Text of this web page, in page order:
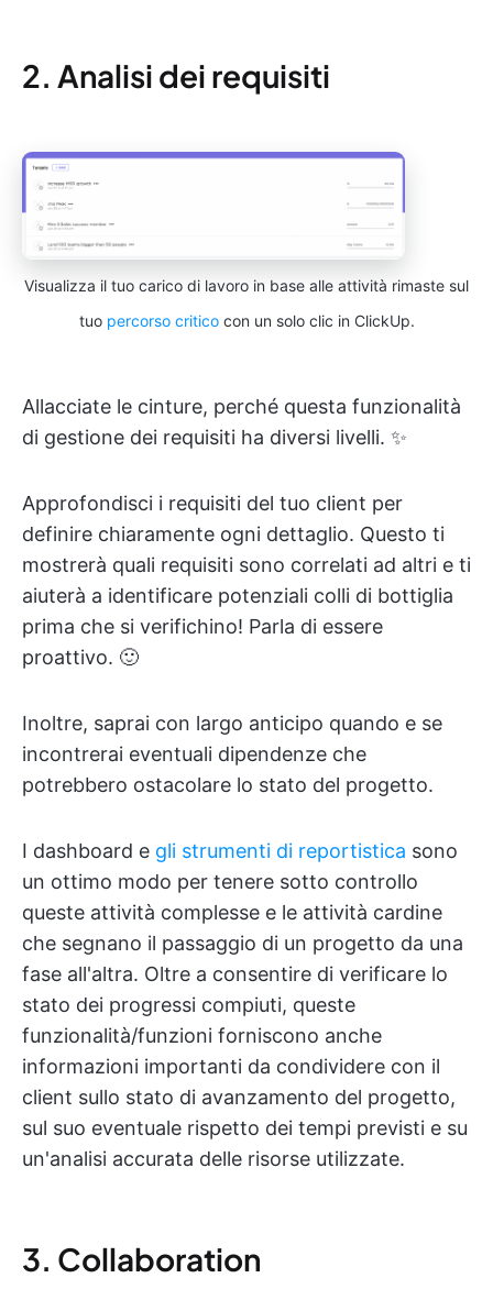
2. Analisi dei requisiti
Visualizza il tuo carico di lavoro in base alle attività rimaste sul
tuo percorso criticocon un solo clic in ClickUp.
Allacciate le cinture, perché questa funzionalità
di gestione dei requisiti ha diversi livelli. ✨
Approfondisci i requisiti del tuo client per
definire chiaramente ogni dettaglio. Questo ti
mostrerà quali requisiti sono correlati ad altri e ti
aiuterà a identificare potenziali colli di bottiglia
prima che si verifichino! Parla di essere
proattivo. 🙂
Inoltre, saprai con largo anticipo quando e se
incontrerai eventuali dipendenze che
potrebbero ostacolare lo stato del progetto.
I dashboard e gli strumenti di reportistica sono
un ottimo modo per tenere sotto controllo
queste attività complesse e le attività cardine
che segnano il passaggio di un progetto da una
fase all'altra. Oltre a consentire di verificare lo
stato dei progressi compiuti, queste
funzionalità/funzioni forniscono anche
informazioni importanti da condividere con il
client sullo stato di avanzamento del progetto,
sul suo eventuale rispetto dei tempi previsti e su
un'analisi accurata delle risorse utilizzate.
3. Collaboration